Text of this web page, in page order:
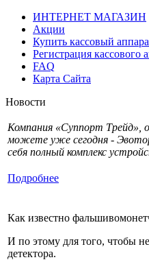
ИНТЕРНЕТ МАГАЗИН
Акции
Купить кассовый
Регистрация кассового
FAQ
Карта Сайта
Новости
Компания «Суппорт Трейд»,
можете уже сегодня -
себя полный комплекс
Подробнее
Как известно
И по этому для того, чтобы
детектора.